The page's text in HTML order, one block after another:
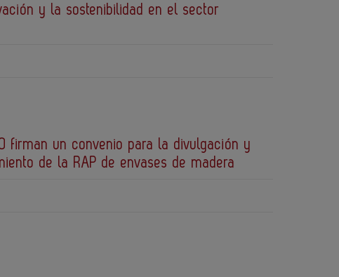
y la sostenibilidad en el sector
firman un convenio para la divulgación y
de la RAP de envases de madera